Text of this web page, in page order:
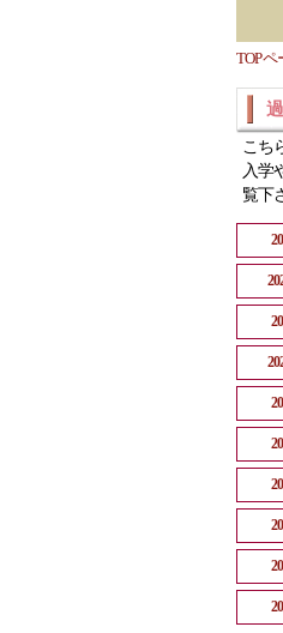
TOPペ
こち
入学
覧下